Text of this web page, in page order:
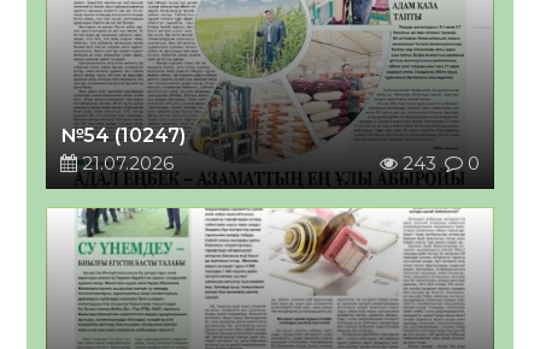
№54 (10247)
21.07.2026
243 0